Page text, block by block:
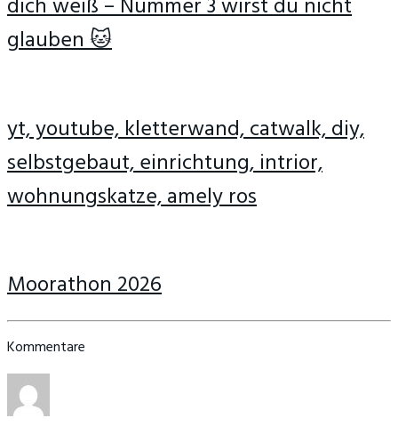
dich weiß – Nummer 3 wirst du nicht
glauben 🐱
yt, youtube, kletterwand, catwalk, diy,
selbstgebaut, einrichtung, intrior,
wohnungskatze, amely ros
Moorathon 2026
Kommentare